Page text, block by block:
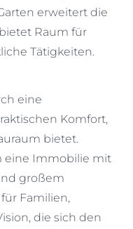
erweitert die
Raum für
Tätigkeiten.
eine
Komfort,
bietet.
eine Immobilie mit
großem
Familien,
die sich den